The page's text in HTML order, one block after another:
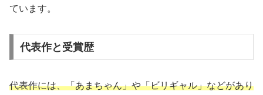
ています。
代表作と受賞歴
代表作には、「あまちゃん」や「ビリギャル」などがあり